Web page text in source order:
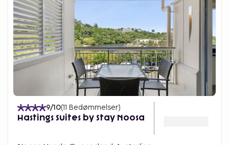
9/10(11 Bedømmelser)
Hastings Suites by Stay Noosa